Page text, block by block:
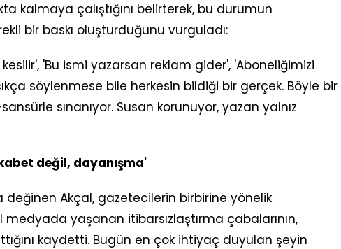
kalmaya çalıştığını belirterek, bu durumun
bir baskı oluşturduğunu vurguladı:
'Bu ismi yazarsan reklam gider', 'Aboneliğimizi
söylenmese bile herkesin bildiği bir gerçek. Böyle bir
sınanıyor. Susan korunuyor, yazan yalnız
değil, dayanışma'
değinen Akçal, gazetecilerin birbirine yönelik
yaşanan itibarsızlaştırma çabalarının,
kaydetti. Bugün en çok ihtiyaç duyulan şeyin